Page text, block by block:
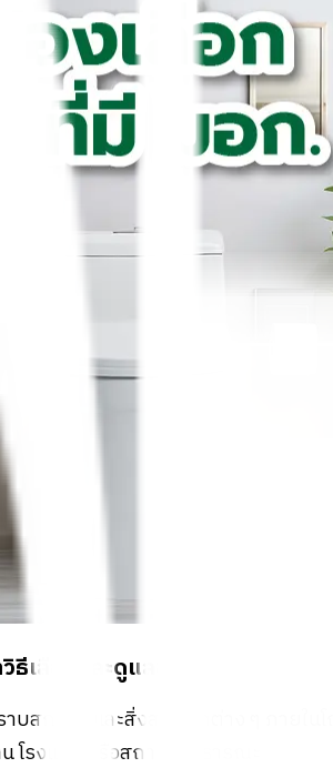
ธีเลือกและดูแลชักโครก
สกปรกและสิ่งสกปรกต่าง ๆ ภายใน
โรงแรม หรือสถานที่สาธารณะ